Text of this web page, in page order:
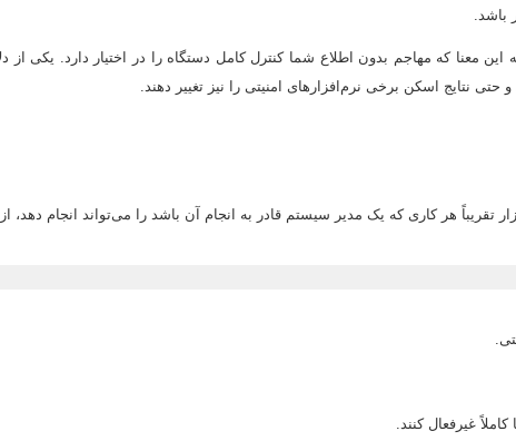
باشد.
این معنا که مهاجم بدون اطلاع شما کنترل کامل دستگاه را در اختیار دارد. یکی
نتایج اسکن برخی نرم‌افزارهای امنیتی را نیز تغییر دهند.
هر کاری که یک مدیر سیستم قادر به انجام آن باشد را می‌تواند انجام دهد،
غیرفعال کنند.